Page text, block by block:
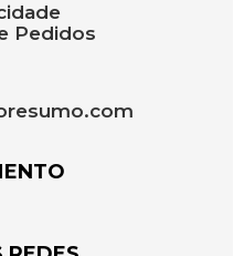
Pedidos